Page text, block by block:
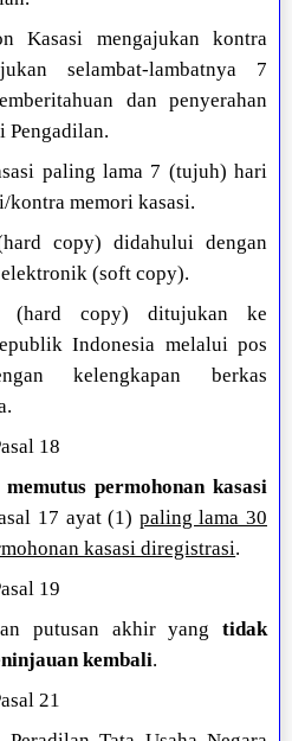
Kasasi mengajukan kontra
selambat-lambatnya 7
dan penyerahan
Pengadilan.
paling lama 7 (tujuh) hari
kontra memori kasasi.
copy) didahului dengan
(soft copy).
(hard copy) ditujukan ke
Indonesia melalui pos
kelengkapan berkas
18
permohonan kasasi
17 ayat (1) paling lama 30
kasasi diregistrasi.
19
putusan akhir yang tidak
kembali.
21